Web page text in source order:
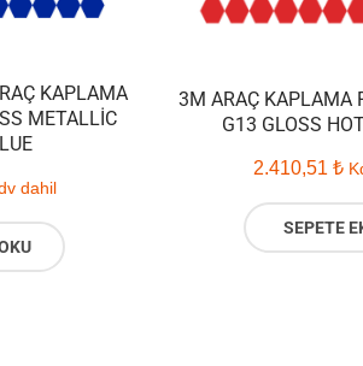
KAPLAMA
METALLIC
dahil
3M ARAÇ KAPLAMA
G13 GLOSS
2.410,51 ₺
SEPETE